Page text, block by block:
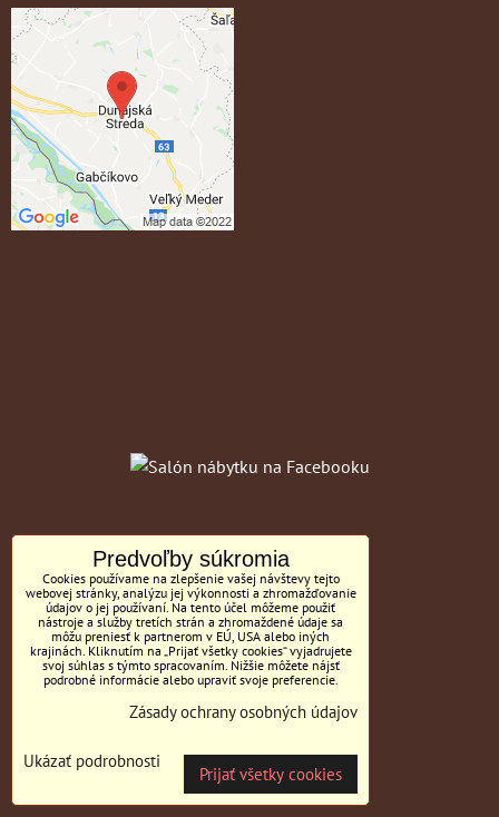
Predvoľby súkromia
Cookies používame na zlepšenie vašej návštevy tejto
webovej stránky, analýzu jej výkonnosti a zhromažďovanie
údajov o jej používaní. Na tento účel môžeme použiť
nástroje a služby tretích strán a zhromaždené údaje sa
môžu preniesť k partnerom v EÚ, USA alebo iných
krajinách. Kliknutím na „Prijať všetky cookies“ vyjadrujete
svoj súhlas s týmto spracovaním. Nižšie môžete nájsť
podrobné informácie alebo upraviť svoje preferencie.
Zásady ochrany osobných údajov
Ukázať podrobnosti
Prijať všetky cookies